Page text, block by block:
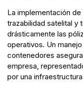
La implementación
trazabilidad satelital y
drásticamente las
operativos. Un
contenedores
empresa,
por una